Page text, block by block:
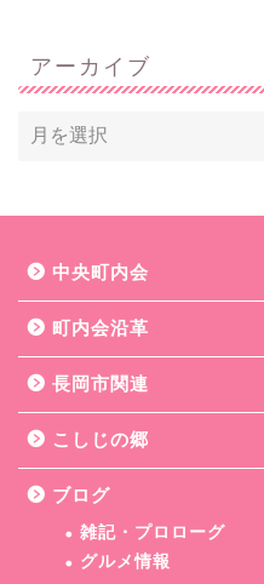
アーカイブ
中央町内会
町内会沿革
長岡市関連
こしじの郷
ブログ
雑記・プロローグ
グルメ情報